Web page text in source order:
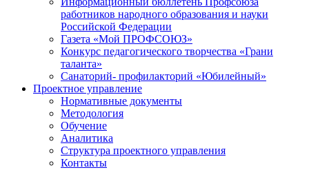
работников народного образования и науки
Российской Федерации
Газета «Мой ПРОФСОЮЗ»
Конкурс педагогического творчества «Грани
таланта»
Санаторий- профилакторий «Юбилейный»
Проектное управление
Нормативные документы
Методология
Обучение
Аналитика
Структура проектного управления
Контакты